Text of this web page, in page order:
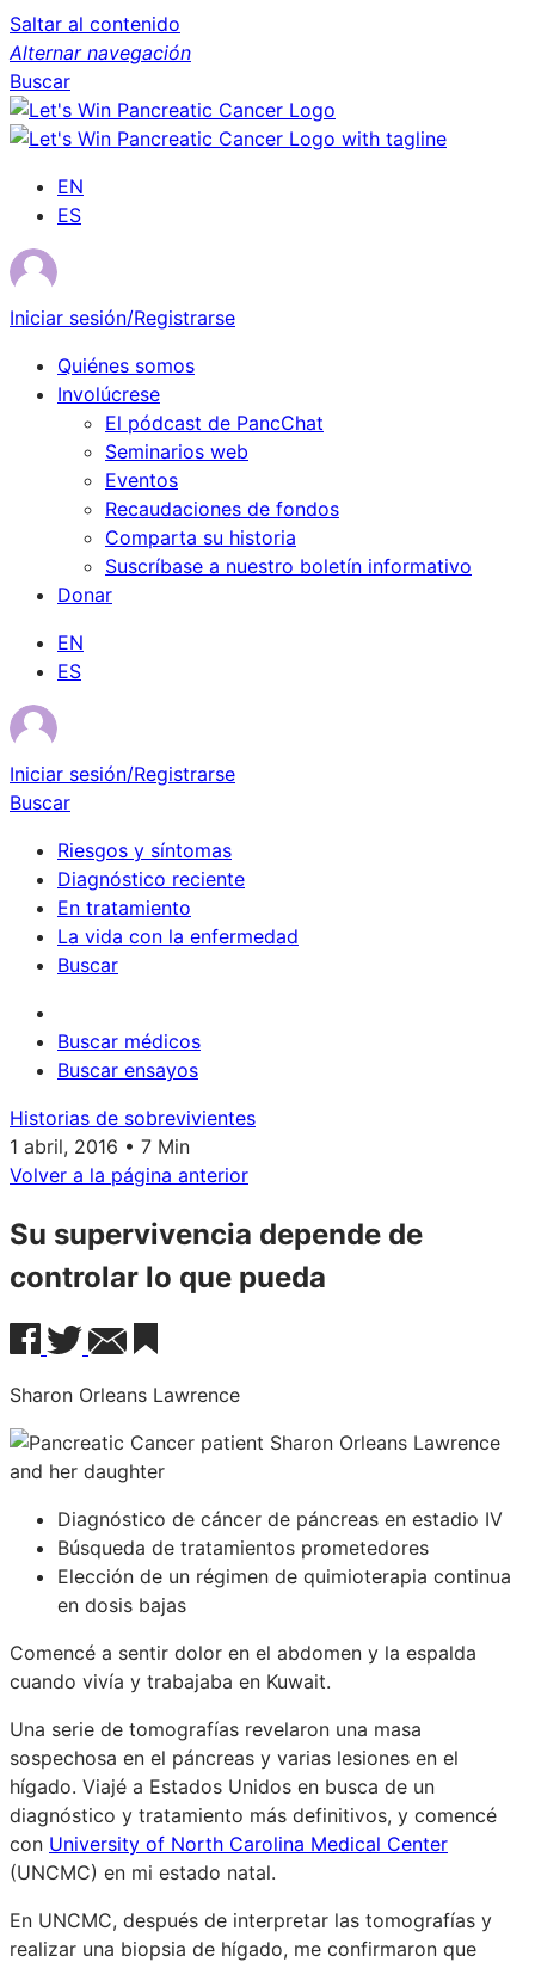
Saltar al contenido
Alternar navegación
Buscar
EN
ES
Iniciar sesión/Registrarse
Quiénes somos
Involúcrese
El pódcast de PancChat
Seminarios web
Eventos
Recaudaciones de fondos
Comparta su historia
Suscríbase a nuestro boletín informativo
Donar
EN
ES
Iniciar sesión/Registrarse
Buscar
Riesgos y síntomas
Diagnóstico reciente
En tratamiento
La vida con la enfermedad
Buscar
Buscar médicos
Buscar ensayos
Historias de sobrevivientes
1 abril, 2016 • 7 Min
Volver a la página anterior
Su supervivencia depende de
controlar lo que pueda
Sharon Orleans Lawrence
Diagnóstico de cáncer de páncreas en estadio IV
Búsqueda de tratamientos prometedores
Elección de un régimen de quimioterapia continua
en dosis bajas
Comencé a sentir dolor en el abdomen y la espalda
cuando vivía y trabajaba en Kuwait.
Una serie de tomografías revelaron una masa
sospechosa en el páncreas y varias lesiones en el
hígado. Viajé a Estados Unidos en busca de un
diagnóstico y tratamiento más definitivos, y comencé
con University of North Carolina Medical Center
(UNCMC) en mi estado natal.
En UNCMC, después de interpretar las tomografías y
realizar una biopsia de hígado, me confirmaron que